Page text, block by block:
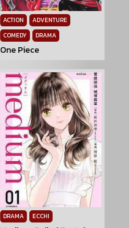
ACTION
ADVENTURE
COMEDY
DRAMA
One Piece
DRAMA ECCHI